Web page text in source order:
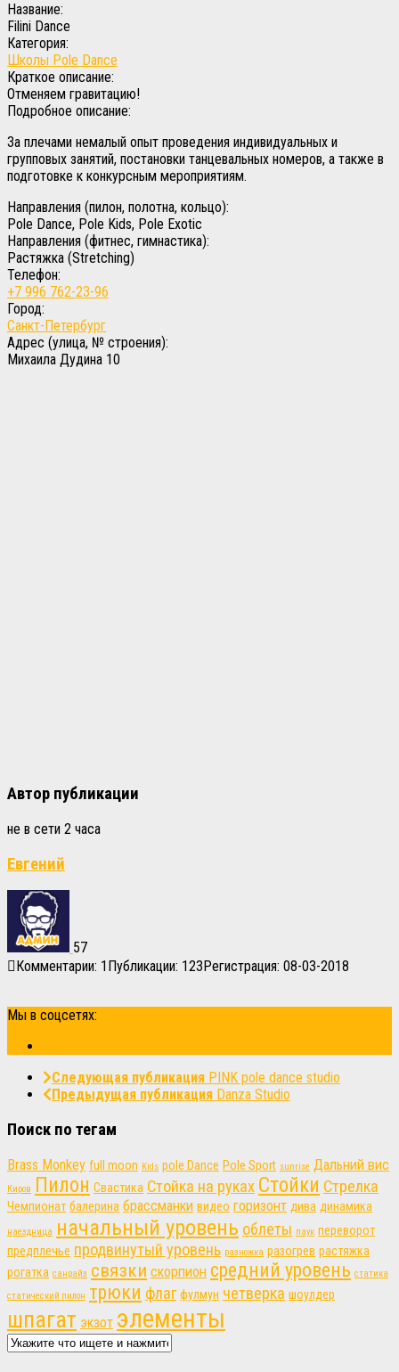
Название:
Filini Dance
Категория:
Школы Pole Dance
Краткое описание:
Отменяем гравитацию!
Подробное описание:
За плечами немалый опыт проведения индивидуальных и
групповых занятий, постановки танцевальных номеров, а также в
подготовке к конкурсным мероприятиям.
Направления (пилон, полотна, кольцо):
Pole Dance, Pole Kids, Pole Exotic
Направления (фитнес, гимнастика):
Растяжка (Stretching)
Телефон:
+7 996 762-23-96
Город:
Санкт-Петербург
Адрес (улица, № строения):
Михаила Дудина 10
Автор публикации
не в сети 2 часа
Евгений
57
Комментарии: 1 Публикации: 123 Регистрация: 08-03-2018
Мы в соцсетях:
Следующая публикация PINK pole dance studio
Предыдущая публикация Danza Studio
Поиск по тегам
Brass Monkey full moon Kids pole Dance Pole Sport sunrise Дальний вис
Киров Пилон Свастика Стойка на руках Стойки Стрелка
Чемпионат балерина брассманки видео горизонт дива динамика
наездница начальный уровень облеты паук переворот
предплечье продвинутый уровень разножка разогрев растяжка
рогатка санрайз связки скорпион средний уровень статика
статический пилон трюки флаг фулмун четверка шоулдер
шпагат экзот элементы